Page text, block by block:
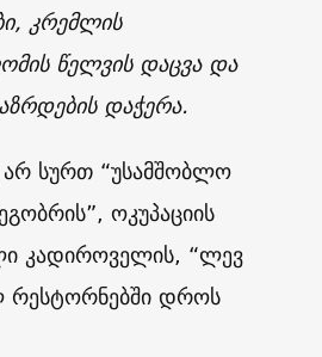
კრემლის
წელვის დაცვა და
დაჭერა.
არ სურთ “უსამშობლო
ოკუპაციის
კადიროველის, “ლევ
რესტორნებში დროს